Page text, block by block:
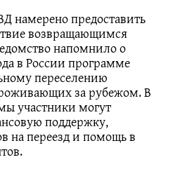
намерено предоставить
возвращающимся
напомнило о
в России программе
переселению
за рубежом. В
участники могут
поддержку,
на переезд и помощь в